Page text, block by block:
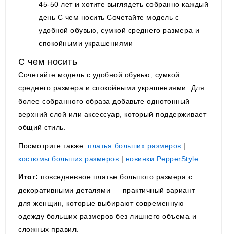
45-50 лет и хотите выглядеть собранно каждый
день С чем носить Сочетайте модель с
удобной обувью, сумкой среднего размера и
спокойными украшениями
С чем носить
Сочетайте модель с удобной обувью, сумкой
среднего размера и спокойными украшениями. Для
более собранного образа добавьте однотонный
верхний слой или аксессуар, который поддерживает
общий стиль.
Посмотрите также: платья больших размеров |
костюмы больших размеров | новинки PepperStyle
Итог: повседневное платье большого размера с
декоративными деталями — практичный вариант
для женщин, которые выбирают современную
одежду больших размеров без лишнего объема и
сложных правил.